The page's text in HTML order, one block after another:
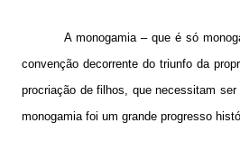
A monogamia – que é só
convenção decorrente do triunfo da
procriação de filhos, que necessitam
monogamia foi um grande progresso